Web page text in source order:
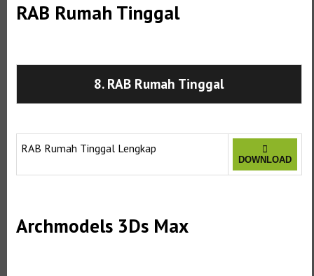
RAB Rumah Tinggal
8. RAB Rumah Tinggal
RAB Rumah Tinggal Lengkap
DOWNLOAD
Archmodels 3Ds Max